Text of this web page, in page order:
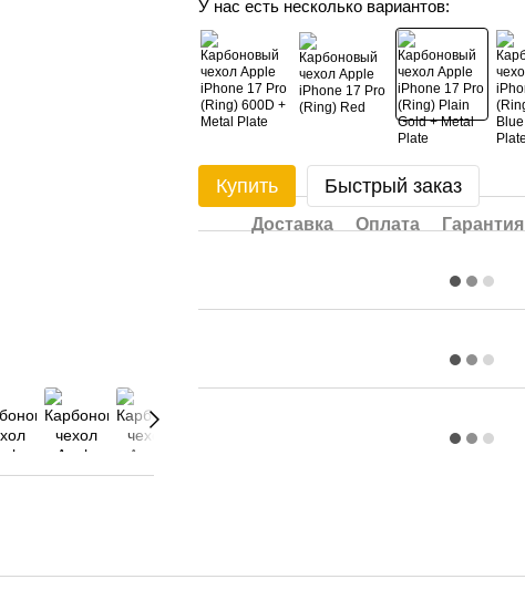
У нас есть несколько вариантов:
Купить Быстрый заказ
Доставка Оплата Гарантия